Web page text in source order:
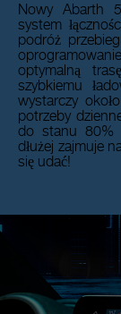
Nowy Abarth
system
podróż
optymalną
szybkiemu
wystarczy
potrzeby
do stanu 80%
dłużej zajmuje
się udać!